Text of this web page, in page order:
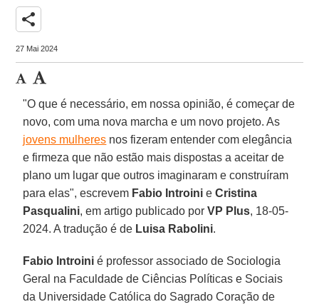
share
27 Mai 2024
"O que é necessário, em nossa opinião, é começar de
novo, com uma nova marcha e um novo projeto. As
jovens mulheres nos fizeram entender com elegância
e firmeza que não estão mais dispostas a aceitar de
plano um lugar que outros imaginaram e construíram
para elas", escrevem Fabio Introini eCristina
Pasqualini, em artigo publicado porVP Plus, 18-05-
2024. A tradução é de Luisa Rabolini.
Fabio Introini é professor associado de Sociologia
Geral na Faculdade de Ciências Políticas e Sociais
da Universidade Católica do Sagrado Coração de